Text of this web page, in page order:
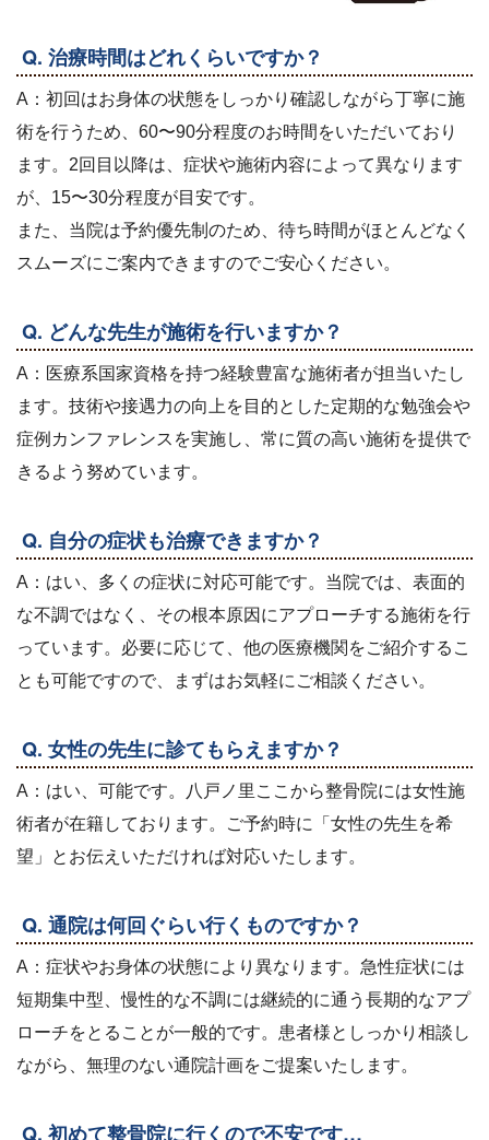
Q. 治療時間はどれくらいですか？
A：初回はお身体の状態をしっかり確認しながら丁寧に施
術を行うため、60〜90分程度のお時間をいただいており
ます。2回目以降は、症状や施術内容によって異なります
が、15〜30分程度が目安です。
また、当院は予約優先制のため、待ち時間がほとんどなく
スムーズにご案内できますのでご安心ください。
Q. どんな先生が施術を行いますか？
A：医療系国家資格を持つ経験豊富な施術者が担当いたし
ます。技術や接遇力の向上を目的とした定期的な勉強会や
症例カンファレンスを実施し、常に質の高い施術を提供で
きるよう努めています。
Q. 自分の症状も治療できますか？
A：はい、多くの症状に対応可能です。当院では、表面的
な不調ではなく、その根本原因にアプローチする施術を行
っています。必要に応じて、他の医療機関をご紹介するこ
とも可能ですので、まずはお気軽にご相談ください。
Q. 女性の先生に診てもらえますか？
A：はい、可能です。八戸ノ里ここから整骨院には女性施
術者が在籍しております。ご予約時に「女性の先生を希
望」とお伝えいただければ対応いたします。
Q. 通院は何回ぐらい行くものですか？
A：症状やお身体の状態により異なります。急性症状には
短期集中型、慢性的な不調には継続的に通う長期的なアプ
ローチをとることが一般的です。患者様としっかり相談し
ながら、無理のない通院計画をご提案いたします。
Q. 初めて整骨院に行くので不安です…